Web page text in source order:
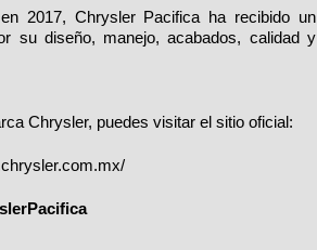
2017, Chrysler Pacifica ha recibido un
su diseño, manejo, acabados, calidad y
Chrysler, puedes visitar el sitio oficial: